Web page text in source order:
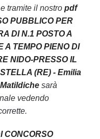
tramite il nostro pdf
PUBBLICO PER
DI N.1 POSTO A
A TEMPO PIENO DI
NIDO-PRESSO IL
(RE) - Emilia
sarà
vedendo
CONCORSO